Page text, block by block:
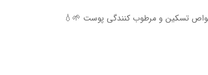
خواص تسکین و مرطوب کنندگی پوست 🌱💧